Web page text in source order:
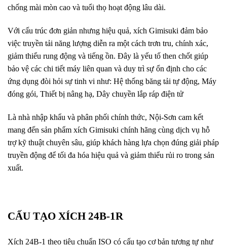
chống mài mòn cao và tuổi thọ hoạt động lâu dài.
Với cấu trúc đơn giản nhưng hiệu quả, xích Gimisuki đảm bảo
việc truyền tải năng lượng diễn ra một cách trơn tru, chính xác,
giảm thiểu rung động và tiếng ồn. Đây là yếu tố then chốt giúp
bảo vệ các chi tiết máy liên quan và duy trì sự ổn định cho các
ứng dụng đòi hỏi sự tinh vi như: Hệ thống băng tải tự động, Máy
đóng gói, Thiết bị nâng hạ, Dây chuyền lắp ráp điện tử
Là nhà nhập khẩu và phân phối chính thức, Nội-Sơn cam kết
mang đến sản phẩm xích Gimisuki chính hãng cùng dịch vụ hỗ
trợ kỹ thuật chuyên sâu, giúp khách hàng lựa chọn đúng giải pháp
truyền động để tối đa hóa hiệu quả và giảm thiểu rủi ro trong sản
xuất.
CẤU TẠO XÍCH 24B-1R
Xích 24B-1 theo tiêu chuẩn ISO có cấu tạo cơ bản tương tự như